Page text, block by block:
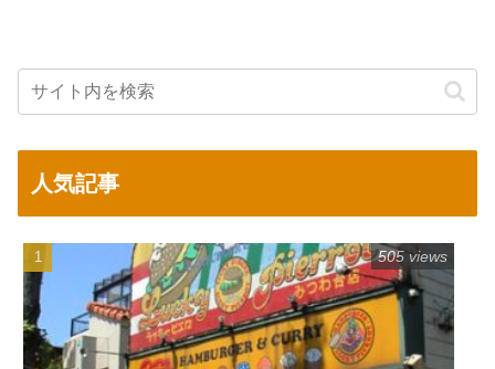
人気記事
505 views